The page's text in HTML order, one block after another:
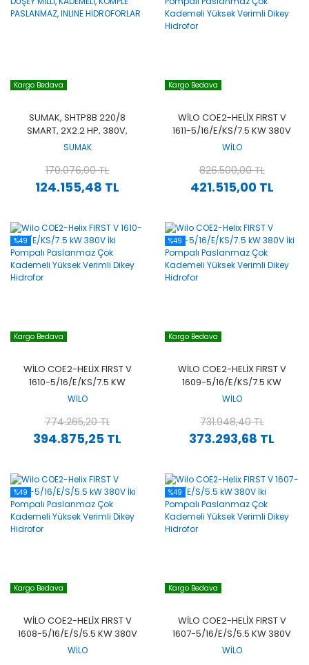
Kargo Bedava
SUMAK, SHTP8B 220/8
SMART, 2X2.2 HP, 380V,
ÇİFT POMPALI, DÜŞEY MİLLİ,
PASLANMAZ, INLINE
HİDROFORLAR
SUMAK
124.155,48 TL
170.076,00 TL
Kargo Bedava
WILO COE2-HELIX FIRST V
1611-5/16/E/KS/7.5 KW 380V
İKI POMPALI PASLANMAZ
VERIMLI DIKEY HIDROFOR
WİLO
421.515,00 TL
826.500,00 TL
%49
Kargo Bedava
WILO COE2-HELIX FIRST V
1610-5/16/E/KS/7.5 KW
380V İKI POMPALI
YÜKSEK VERIMLI DIKEY
HIDROFOR
WİLO
394.875,25 TL
774.265,20 TL
%49
Kargo Bedava
WILO COE2-HELIX FIRST V
1609-5/16/E/KS/7.5 KW
380V İKI POMPALI
YÜKSEK VERIMLI DIKEY
HIDROFOR
WİLO
373.293,68 TL
731.948,40 TL
%49
Kargo Bedava
WILO COE2-HELIX FIRST V
1608-5/16/E/S/5.5 KW 380V
İKI POMPALI PASLANMAZ
WİLO
%49
Kargo Bedava
WILO COE2-HELIX FIRST V
1607-5/16/E/S/5.5 KW 380V
İKI POMPALI PASLANMAZ
WİLO